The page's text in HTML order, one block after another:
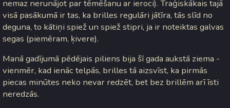
nemaz nerunājot par tēmēšanu ar ieroci). Traģiskākais tajā
visā pasākumā ir tas, ka brilles regulāri jātīra, tās slīd no
deguna, to kātiņi spiež un spiež stipri, ja ir noteiktas galvas
segas (piemēram, ķivere).
Manā gadījumā pēdējais piliens bija šī gada aukstā ziema -
vienmēr, kad ienāc telpās, brilles tā aizsvīst, ka pirmās
piecas minūtes neko nevar redzēt, bet bez brillēm arī īsti
neredzās.